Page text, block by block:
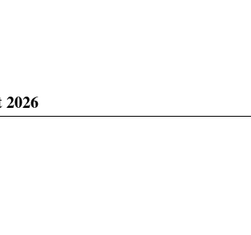
2026